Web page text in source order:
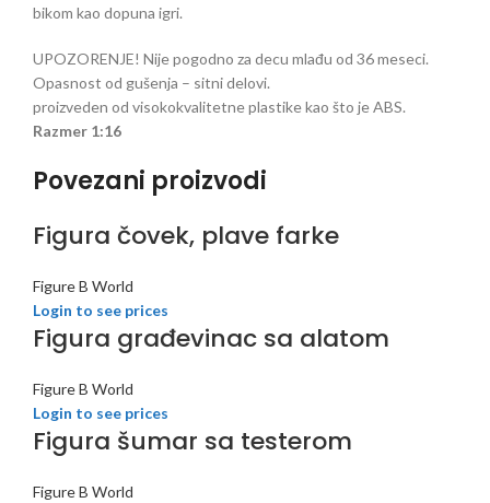
bikom kao dopuna igri.
UPOZORENJE! Nije pogodno za decu mlađu od 36 meseci.
Opasnost od gušenja – sitni delovi.
proizveden od visokokvalitetne plastike kao što je ABS.
Razmer 1:16
Povezani proizvodi
Figura čovek, plave farke
Figure B World
Login to see prices
Figura građevinac sa alatom
Figure B World
Login to see prices
Figura šumar sa testerom
Figure B World